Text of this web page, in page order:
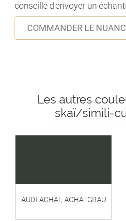
conseillé d'envoyer un
COMMANDER LE
Les autres
skaï/simili-
AUDI ACHAT, ACHATGRAU